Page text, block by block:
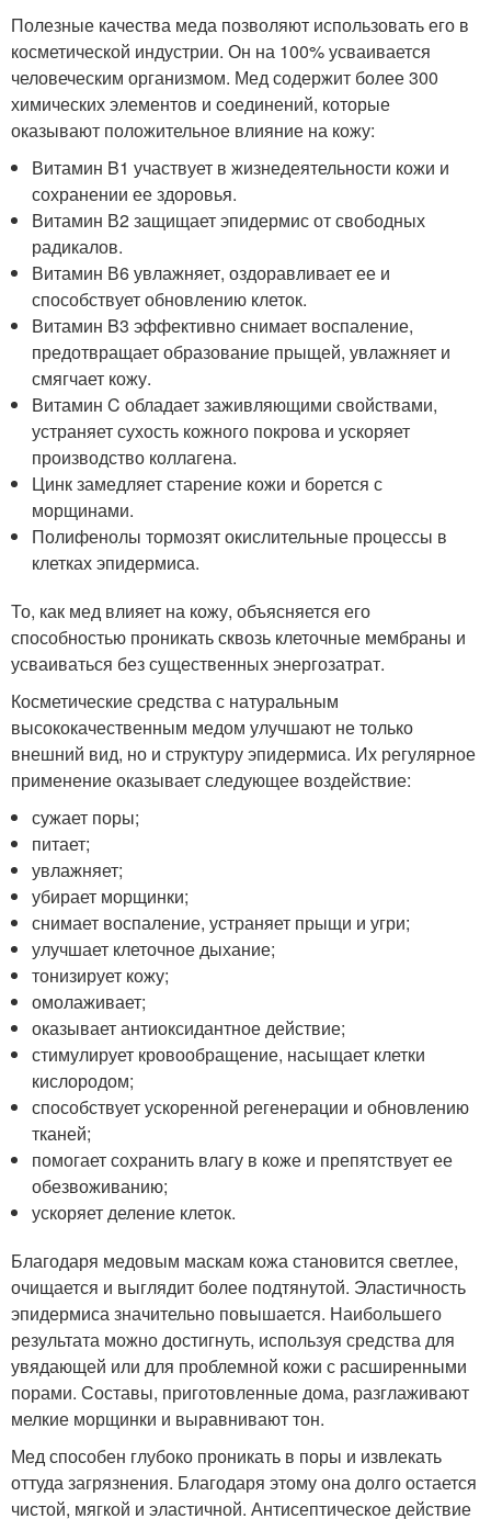
Полезные качества меда позволяют использовать его в
косметической индустрии. Он на 100% усваивается
человеческим организмом. Мед содержит более 300
химических элементов и соединений, которые
оказывают положительное влияние на кожу:
Витамин B1 участвует в жизнедеятельности кожи и
сохранении ее здоровья.
Витамин В2 защищает эпидермис от свободных
радикалов.
Витамин В6 увлажняет, оздоравливает ее и
способствует обновлению клеток.
Витамин B3 эффективно снимает воспаление,
предотвращает образование прыщей, увлажняет и
смягчает кожу.
Витамин C обладает заживляющими свойствами,
устраняет сухость кожного покрова и ускоряет
производство коллагена.
Цинк замедляет старение кожи и борется с
морщинами.
Полифенолы тормозят окислительные процессы в
клетках эпидермиса.
То, как мед влияет на кожу, объясняется его
способностью проникать сквозь клеточные мембраны и
усваиваться без существенных энергозатрат.
Косметические средства с натуральным
высококачественным медом улучшают не только
внешний вид, но и структуру эпидермиса. Их регулярное
применение оказывает следующее воздействие:
сужает поры;
питает;
увлажняет;
убирает морщинки;
снимает воспаление, устраняет прыщи и угри;
улучшает клеточное дыхание;
тонизирует кожу;
омолаживает;
оказывает антиоксидантное действие;
стимулирует кровообращение, насыщает клетки
кислородом;
способствует ускоренной регенерации и обновлению
тканей;
помогает сохранить влагу в коже и препятствует ее
обезвоживанию;
ускоряет деление клеток.
Благодаря медовым маскам кожа становится светлее,
очищается и выглядит более подтянутой. Эластичность
эпидермиса значительно повышается. Наибольшего
результата можно достигнуть, используя средства для
увядающей или для проблемной кожи с расширенными
порами. Составы, приготовленные дома, разглаживают
мелкие морщинки и выравнивают тон.
Мед способен глубоко проникать в поры и извлекать
оттуда загрязнения. Благодаря этому она долго остается
чистой, мягкой и эластичной. Антисептическое действие